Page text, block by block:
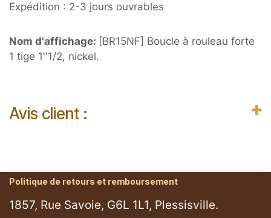
Expédition : 2-3 jours ouvrables
Nom d'affichage: [BR15NF] Boucle à rouleau forte
1 tige 1''1/2, nickel.
Avis client :
Politique de retours et remboursement
1857, Rue Savoie, G6L 1L1, Plessisville.